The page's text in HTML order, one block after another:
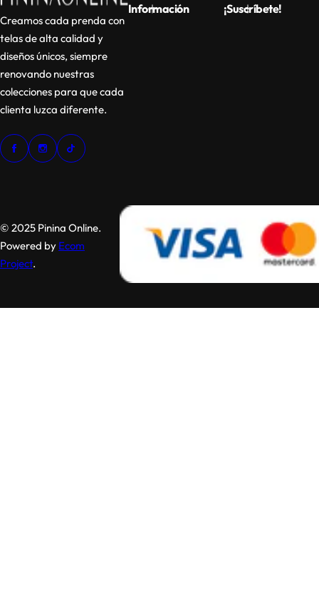
Creamos cada prenda con
telas de alta calidad y
diseños únicos, siempre
renovando nuestras
colecciones para que cada
clienta luzca diferente.
Información ¡Suscríbete!
© 2025 Pinina Online.
Powered by Ecom
Project.